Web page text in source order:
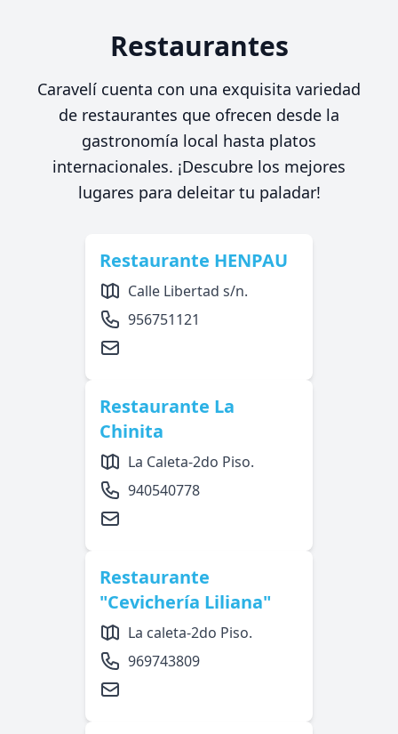
Restaurantes
Caravelí cuenta con una exquisita variedad
de restaurantes que ofrecen desde la
gastronomía local hasta platos
internacionales. ¡Descubre los mejores
lugares para deleitar tu paladar!
Restaurante HENPAU
Calle Libertad s/n.
956751121
Restaurante La
Chinita
La Caleta-2do Piso.
940540778
Restaurante
"Cevichería Liliana"
La caleta-2do Piso.
969743809